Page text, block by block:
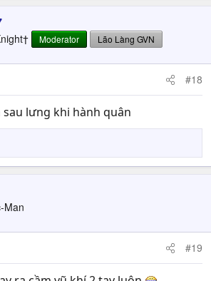
Moderator Lão Làng GVN
#18
lưng khi hành quân
Man
#19